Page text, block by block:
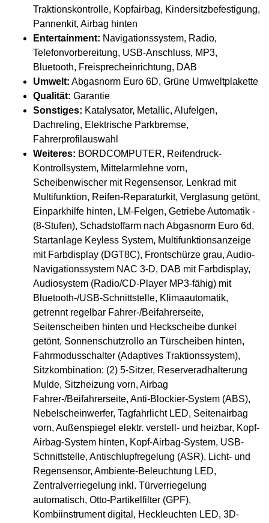
Traktionskontrolle, Kopfairbag, Kindersitzbefestigung,
Pannenkit, Airbag hinten
Entertainment: Navigationssystem, Radio,
Telefonvorbereitung, USB-Anschluss, MP3,
Bluetooth, Freisprecheinrichtung, DAB
Umwelt: Abgasnorm Euro 6D, Grüne Umweltplakette
Qualität: Garantie
Sonstiges: Katalysator, Metallic, Alufelgen,
Dachreling, Elektrische Parkbremse,
Fahrerprofilauswahl
Weiteres: BORDCOMPUTER, Reifendruck-
Kontrollsystem, Mittelarmlehne vorn,
Scheibenwischer mit Regensensor, Lenkrad mit
Multifunktion, Reifen-Reparaturkit, Verglasung getönt,
Einparkhilfe hinten, LM-Felgen, Getriebe Automatik -
(8-Stufen), Schadstoffarm nach Abgasnorm Euro 6d,
Startanlage Keyless System, Multifunktionsanzeige
mit Farbdisplay (DGT8C), Frontschürze grau, Audio-
Navigationssystem NAC 3-D, DAB mit Farbdisplay,
Audiosystem (Radio/CD-Player MP3-fähig) mit
Bluetooth-/USB-Schnittstelle, Klimaautomatik,
getrennt regelbar Fahrer-/Beifahrerseite,
Seitenscheiben hinten und Heckscheibe dunkel
getönt, Sonnenschutzrollo an Türscheiben hinten,
Fahrmodusschalter (Adaptives Traktionssystem),
Sitzkombination: (2) 5-Sitzer, Reserveradhalterung
Mulde, Sitzheizung vorn, Airbag
Fahrer-/Beifahrerseite, Anti-Blockier-System (ABS),
Nebelscheinwerfer, Tagfahrlicht LED, Seitenairbag
vorn, Außenspiegel elektr. verstell- und heizbar, Kopf-
Airbag-System hinten, Kopf-Airbag-System, USB-
Schnittstelle, Antischlupfregelung (ASR), Licht- und
Regensensor, Ambiente-Beleuchtung LED,
Zentralverriegelung inkl. Türverriegelung
automatisch, Otto-Partikelfilter (GPF),
Kombiinstrument digital, Heckleuchten LED, 3D-